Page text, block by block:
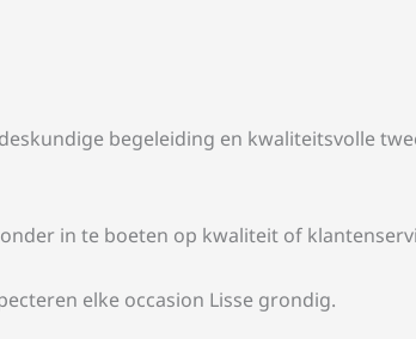
begeleiding en kwaliteitsvolle
in te boeten op kwaliteit of
elke occasion Lisse grondig.